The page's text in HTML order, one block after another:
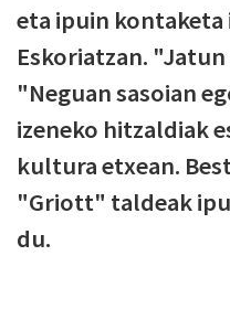
eta ipuin kontaketa
Eskoriatzan.
"Neguan sasoian
izeneko hitzaldiak
kultura etxean.
"Griott" taldeak
du.